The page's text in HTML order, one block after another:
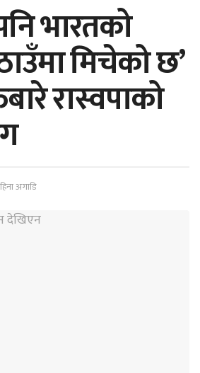
भारतको
मिचेको छ’
रास्वपाको
अगाडि